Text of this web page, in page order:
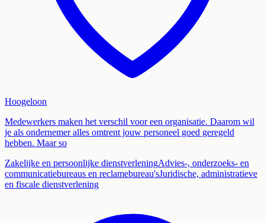
Hoogeloon
Medewerkers maken het verschil voor een organisatie. Daarom wil
je als ondernemer alles omtrent jouw personeel goed geregeld
hebben. Maar so
Zakelijke en persoonlijke dienstverleningAdvies-, onderzoeks- en
communicatiebureaus en reclamebureau'sJuridische, administratieve
en fiscale dienstverlening